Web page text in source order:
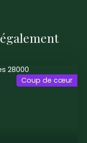
également
Coup de cœur